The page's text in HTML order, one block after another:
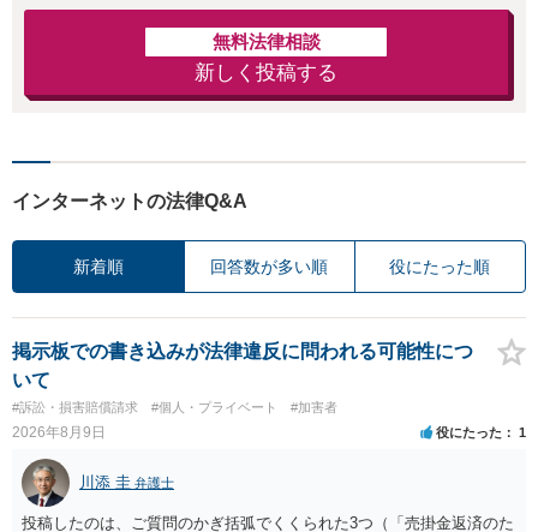
無料法律相談
新しく投稿する
インターネットの法律Q&A
新着順 回答数が多い順 役にたった順
掲示板での書き込みが法律違反に問われる可能性につ
いて
#訴訟・損害賠償請求 #個人・プライベート #加害者
2026年8月9日 役にたった 1
川添 圭 弁護士
投稿したのは、ご質問のかぎ括弧でくくられた3つ（「売掛金返済のた